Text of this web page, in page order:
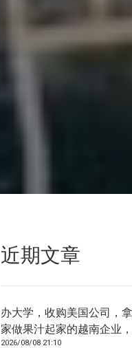
近期文章
办大学，收购美国公司，
家做果汁起家的越南企业
2026/08/08 21:10